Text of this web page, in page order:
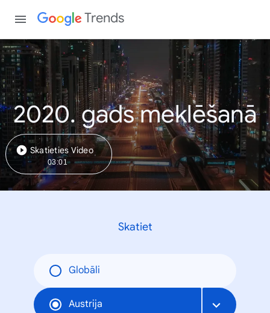
Trends
2020. gads meklēšanā
Skatieties Video
03:01
Skatiet
Globāli
Austrija